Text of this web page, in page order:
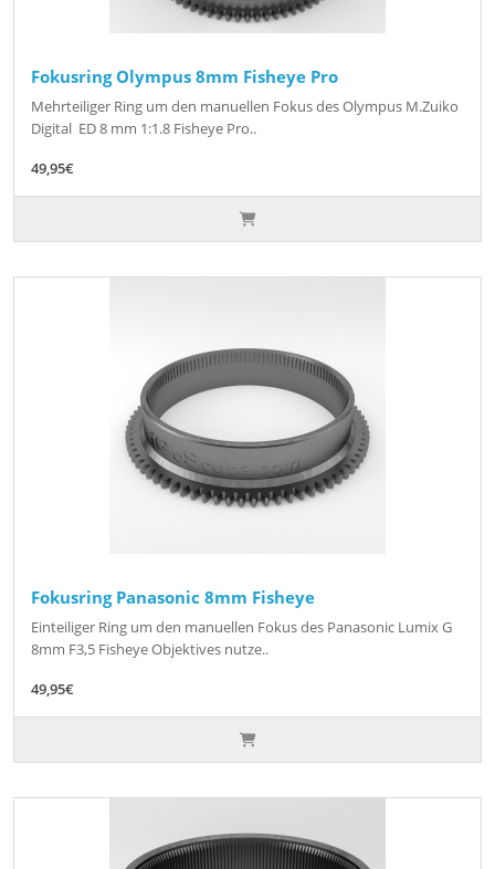
Fokusring Olympus 8mm Fisheye Pro
Mehrteiliger Ring um den manuellen Fokus des Olympus M.Zuiko
Digital ED 8 mm 1:1.8 Fisheye Pro..
49,95€
Fokusring Panasonic 8mm Fisheye
Einteiliger Ring um den manuellen Fokus des Panasonic Lumix G
8mm F3,5 Fisheye Objektives nutze..
49,95€